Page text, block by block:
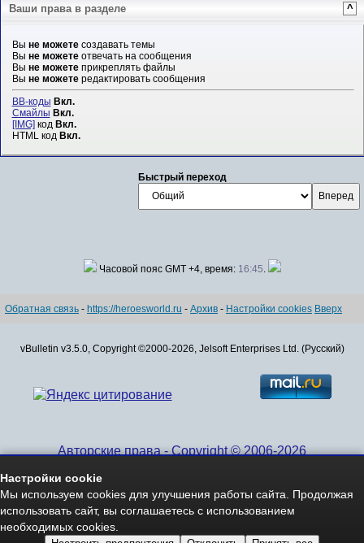
Ваши права в разделе ^
Вы не можетесоздавать темы
Вы не можетеотвечать на сообщения
Вы не можетеприкреплять файлы
Вы не можетередактировать сообщения
BB-коды Вкл.
Смайлы Вкл.
[IMG]код Вкл.
HTML код Вкл.
Быстрый переход
Часовой пояс GMT +4, время: 16:45.
Обратная связь - https://heroesworld.ru - Архив - Настройки cookies Вверх
vBulletin v3.5.0, Copyright ©2000-2026, Jelsoft Enterprises Ltd. (Русский)
Авторские права - Copyright © 2006-2026
Настройки cookie
Мы используем cookies для улучшения работы сайта. Продолжая
использовать сайт, вы соглашаетесь с использованием
необходимых cookies.